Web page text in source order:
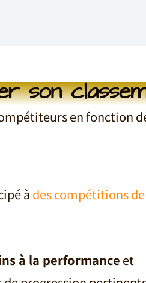
son
en fonction
à des compétitions de
à la performance et